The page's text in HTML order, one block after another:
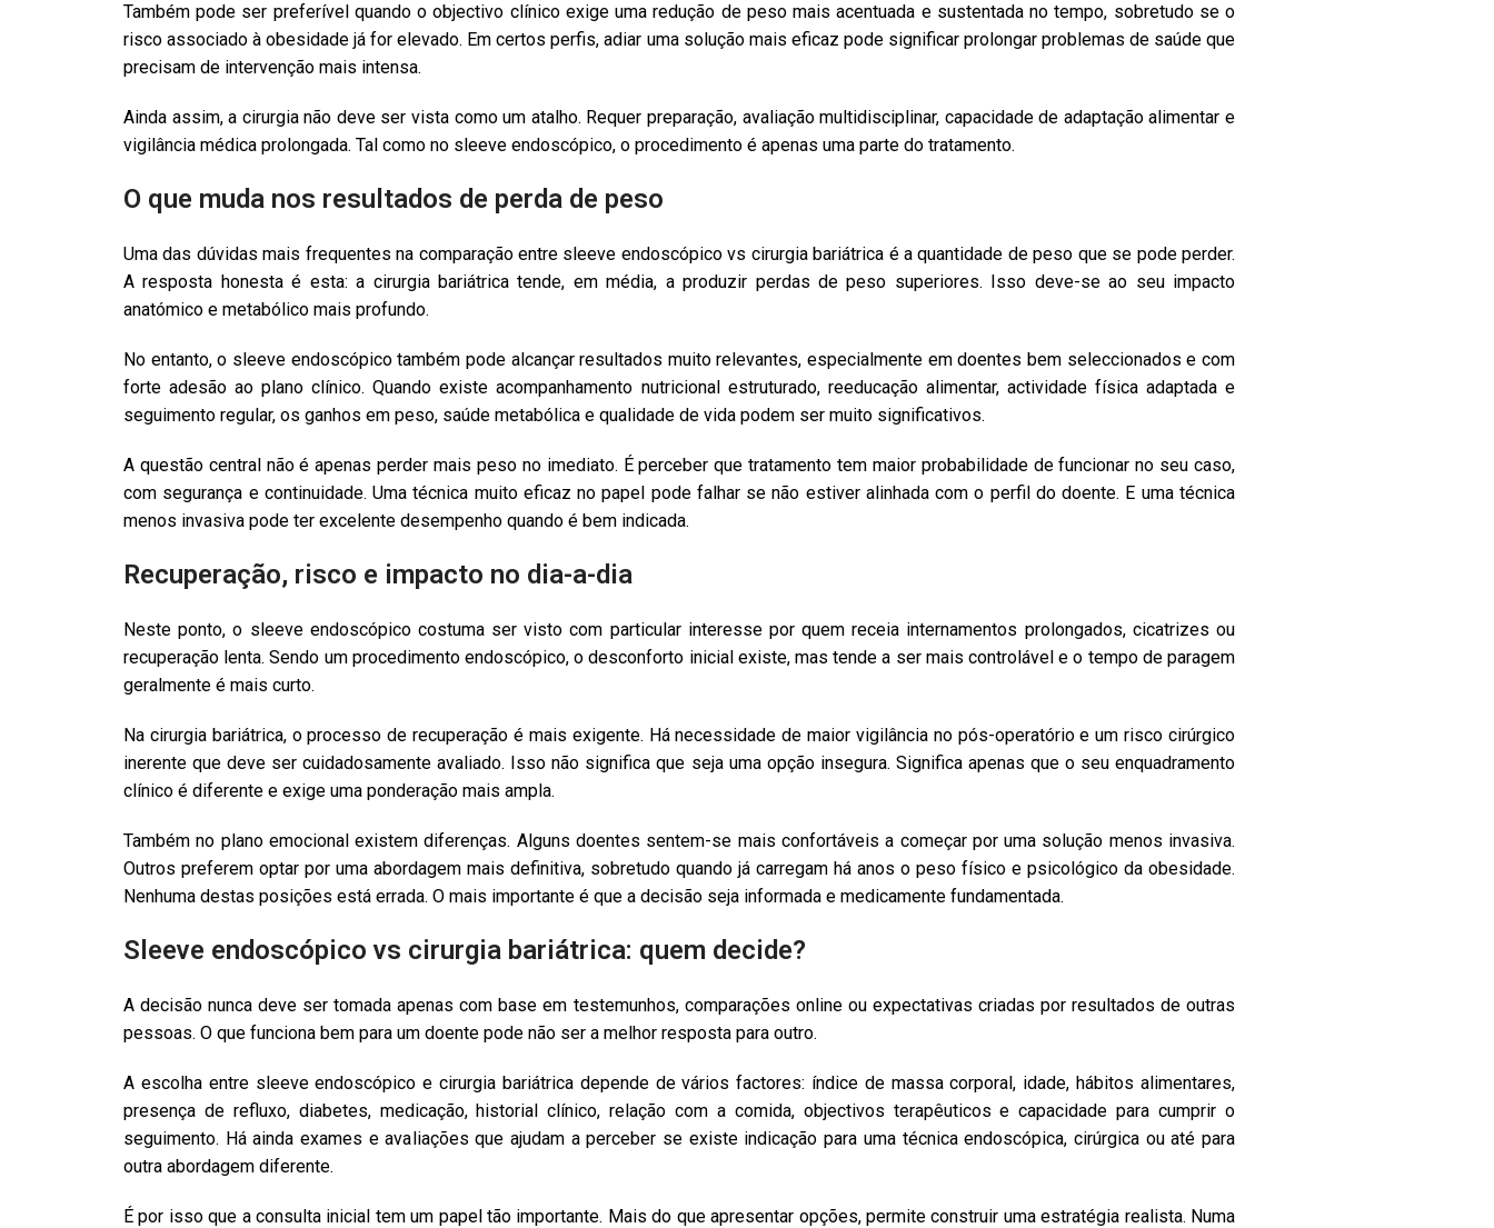
Também pode ser preferível quando o objectivo clínico exige uma redução de peso mais acentuada e sustentada no tempo, sobretudo se o
risco associado à obesidade já for elevado. Em certos perfis, adiar uma solução mais eficaz pode significar prolongar problemas de saúde que
precisam de intervenção mais intensa.
Ainda assim, a cirurgia não deve ser vista como um atalho. Requer preparação, avaliação multidisciplinar, capacidade de adaptação alimentar e
vigilância médica prolongada. Tal como no sleeve endoscópico, o procedimento é apenas uma parte do tratamento.
O que muda nos resultados de perda de peso
Uma das dúvidas mais frequentes na comparação entre sleeve endoscópico vs cirurgia bariátrica é a quantidade de peso que se pode perder.
A resposta honesta é esta: a cirurgia bariátrica tende, em média, a produzir perdas de peso superiores. Isso deve-se ao seu impacto
anatómico e metabólico mais profundo.
No entanto, o sleeve endoscópico também pode alcançar resultados muito relevantes, especialmente em doentes bem seleccionados e com
forte adesão ao plano clínico. Quando existe acompanhamento nutricional estruturado, reeducação alimentar, actividade física adaptada e
seguimento regular, os ganhos em peso, saúde metabólica e qualidade de vida podem ser muito significativos.
A questão central não é apenas perder mais peso no imediato. É perceber que tratamento tem maior probabilidade de funcionar no seu caso,
com segurança e continuidade. Uma técnica muito eficaz no papel pode falhar se não estiver alinhada com o perfil do doente. E uma técnica
menos invasiva pode ter excelente desempenho quando é bem indicada.
Recuperação, risco e impacto no dia-a-dia
Neste ponto, o sleeve endoscópico costuma ser visto com particular interesse por quem receia internamentos prolongados, cicatrizes ou
recuperação lenta. Sendo um procedimento endoscópico, o desconforto inicial existe, mas tende a ser mais controlável e o tempo de paragem
geralmente é mais curto.
Na cirurgia bariátrica, o processo de recuperação é mais exigente. Há necessidade de maior vigilância no pós-operatório e um risco cirúrgico
inerente que deve ser cuidadosamente avaliado. Isso não significa que seja uma opção insegura. Significa apenas que o seu enquadramento
clínico é diferente e exige uma ponderação mais ampla.
Também no plano emocional existem diferenças. Alguns doentes sentem-se mais confortáveis a começar por uma solução menos invasiva.
Outros preferem optar por uma abordagem mais definitiva, sobretudo quando já carregam há anos o peso físico e psicológico da obesidade.
Nenhuma destas posições está errada. O mais importante é que a decisão seja informada e medicamente fundamentada.
Sleeve endoscópico vs cirurgia bariátrica: quem decide?
A decisão nunca deve ser tomada apenas com base em testemunhos, comparações online ou expectativas criadas por resultados de outras
pessoas. O que funciona bem para um doente pode não ser a melhor resposta para outro.
A escolha entre sleeve endoscópico e cirurgia bariátrica depende de vários factores: índice de massa corporal, idade, hábitos alimentares,
presença de refluxo, diabetes, medicação, historial clínico, relação com a comida, objectivos terapêuticos e capacidade para cumprir o
seguimento. Há ainda exames e avaliações que ajudam a perceber se existe indicação para uma técnica endoscópica, cirúrgica ou até para
outra abordagem diferente.
É por isso que a consulta inicial tem um papel tão importante. Mais do que apresentar opções, permite construir uma estratégia realista. Numa